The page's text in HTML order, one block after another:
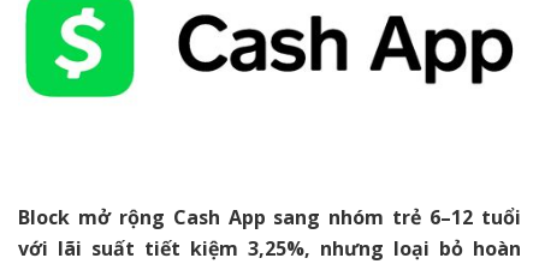
Block mở rộng Cash App sang nhóm trẻ 6–12 tuổi
với lãi suất tiết kiệm 3,25%, nhưng loại bỏ hoàn